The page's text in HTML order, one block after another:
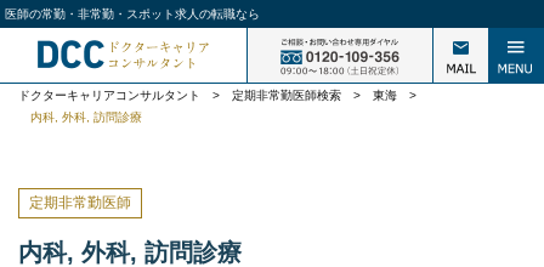
医師の常勤・非常勤・スポット求人の転職なら
ドクターキャリアコンサルタント > 定期非常勤医師検索 > 東海 >
内科, 外科, 訪問診療
定期非常勤医師
内科, 外科, 訪問診療